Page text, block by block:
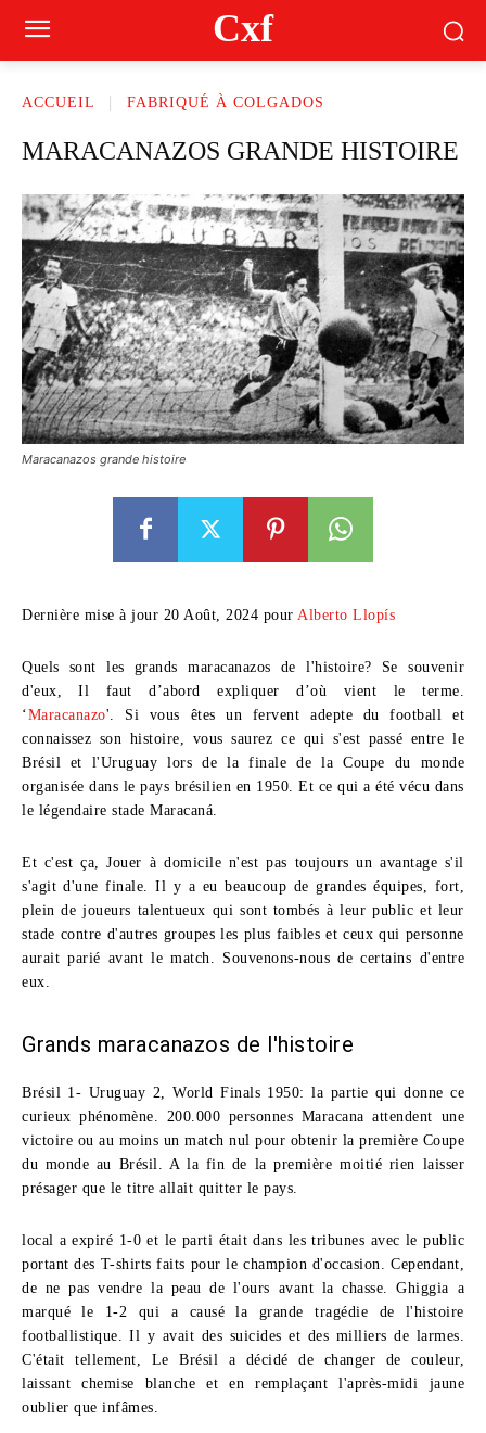
Cxf
ACCUEIL FABRIQUÉ À COLGADOS
MARACANAZOS GRANDE HISTOIRE
Maracanazos grande histoire
Dernière mise à jour 20 Août, 2024 pour Alberto Llopís
Quels sont les grands maracanazos de l'histoire? Se souvenir
d'eux, Il faut d’abord expliquer d’où vient le terme.
‘Maracanazo'. Si vous êtes un fervent adepte du football et
connaissez son histoire, vous saurez ce qui s'est passé entre le
Brésil et l'Uruguay lors de la finale de la Coupe du monde
organisée dans le pays brésilien en 1950. Et ce qui a été vécu dans
le légendaire stade Maracaná.
Et c'est ça, Jouer à domicile n'est pas toujours un avantage s'il
s'agit d'une finale. Il y a eu beaucoup de grandes équipes, fort,
plein de joueurs talentueux qui sont tombés à leur public et leur
stade contre d'autres groupes les plus faibles et ceux qui personne
aurait parié avant le match. Souvenons-nous de certains d'entre
eux.
Grands maracanazos de l'histoire
Brésil 1- Uruguay 2, World Finals 1950: la partie qui donne ce
curieux phénomène. 200.000 personnes Maracana attendent une
victoire ou au moins un match nul pour obtenir la première Coupe
du monde au Brésil. A la fin de la première moitié rien laisser
présager que le titre allait quitter le pays.
local a expiré 1-0 et le parti était dans les tribunes avec le public
portant des T-shirts faits pour le champion d'occasion. Cependant,
de ne pas vendre la peau de l'ours avant la chasse. Ghiggia a
marqué le 1-2 qui a causé la grande tragédie de l'histoire
footballistique. Il y avait des suicides et des milliers de larmes.
C'était tellement, Le Brésil a décidé de changer de couleur,
laissant chemise blanche et en remplaçant l'après-midi jaune
oublier que infâmes.